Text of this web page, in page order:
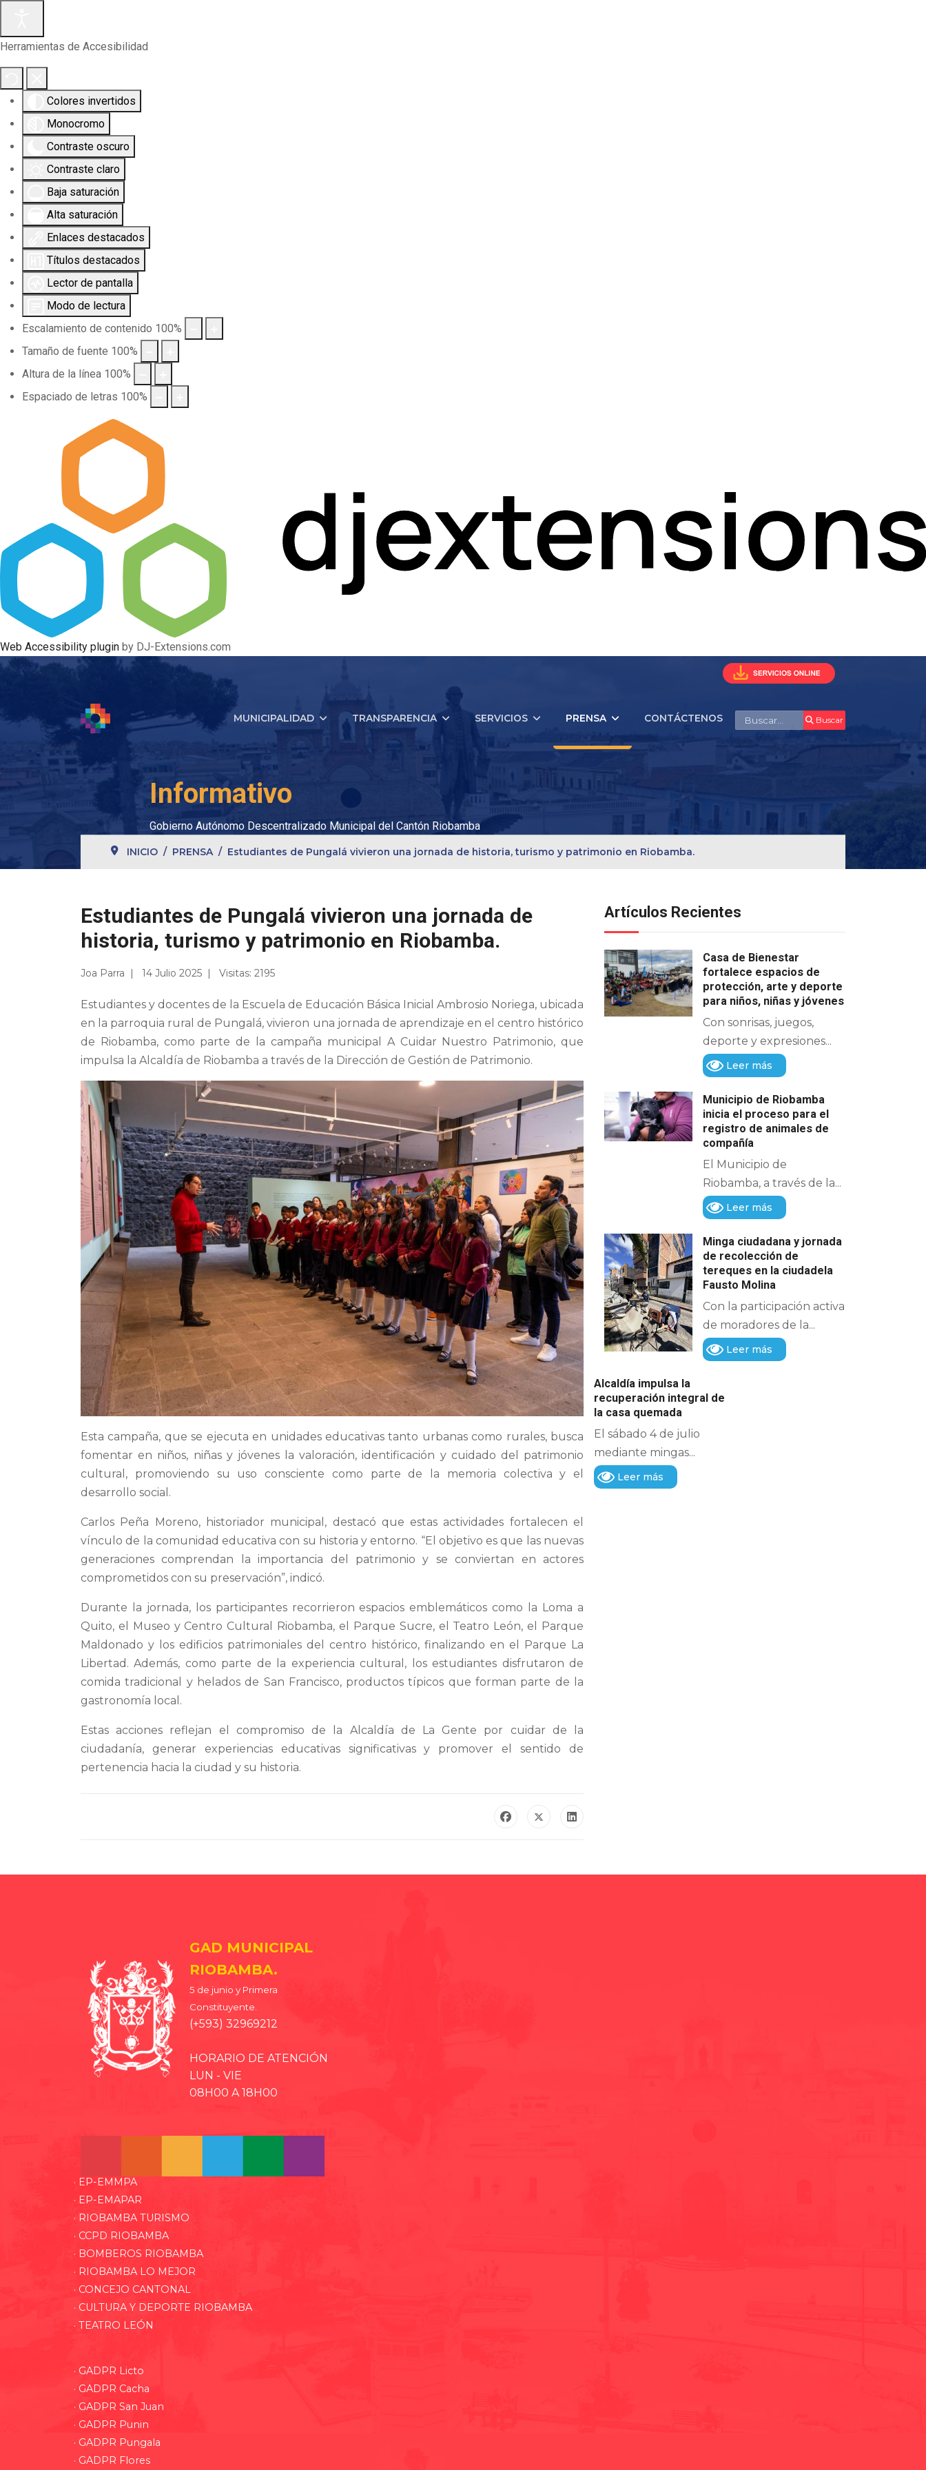
Herramientas de Accesibilidad
Colores invertidos
Monocromo
Contraste oscuro
Contraste claro
Baja saturación
Alta saturación
Enlaces destacados
Títulos destacados
Lector de pantalla
Modo de lectura
Escalamiento de contenido 100%
Tamaño de fuente 100%
Altura de la línea 100%
Espaciado de letras 100%
Web Accessibility plugin by DJ-Extensions.com
MUNICIPALIDAD TRANSPARENCIA SERVICIOS PRENSA CONTÁCTENOS Buscar Buscar
Informativo
Gobierno Autónomo Descentralizado Municipal del Cantón Riobamba
INICIO PRENSA Estudiantes de Pungalá vivieron una jornada de historia, turismo y patrimonio en Riobamba.
Estudiantes de Pungalá vivieron una jornada de
historia, turismo y patrimonio en Riobamba.
Joa Parra 14 Julio 2025 Visitas: 2195
Estudiantes y docentes de la Escuela de Educación Básica Inicial Ambrosio Noriega, ubicada
en la parroquia rural de Pungalá, vivieron una jornada de aprendizaje en el centro histórico
de Riobamba, como parte de la campaña municipal A Cuidar Nuestro Patrimonio, que
impulsa la Alcaldía de Riobamba a través de la Dirección de Gestión de Patrimonio.
Esta campaña, que se ejecuta en unidades educativas tanto urbanas como rurales, busca
fomentar en niños, niñas y jóvenes la valoración, identificación y cuidado del patrimonio
cultural, promoviendo su uso consciente como parte de la memoria colectiva y el
desarrollo social.
Carlos Peña Moreno, historiador municipal, destacó que estas actividades fortalecen el
vínculo de la comunidad educativa con su historia y entorno. “El objetivo es que las nuevas
generaciones comprendan la importancia del patrimonio y se conviertan en actores
comprometidos con su preservación”, indicó.
Durante la jornada, los participantes recorrieron espacios emblemáticos como la Loma a
Quito, el Museo y Centro Cultural Riobamba, el Parque Sucre, el Teatro León, el Parque
Maldonado y los edificios patrimoniales del centro histórico, finalizando en el Parque La
Libertad. Además, como parte de la experiencia cultural, los estudiantes disfrutaron de
comida tradicional y helados de San Francisco, productos típicos que forman parte de la
gastronomía local.
Estas acciones reflejan el compromiso de la Alcaldía de La Gente por cuidar de la
ciudadanía, generar experiencias educativas significativas y promover el sentido de
pertenencia hacia la ciudad y su historia.
Artículos Recientes
Casa de Bienestar
fortalece espacios de
protección, arte y deporte
para niños, niñas y jóvenes
Con sonrisas, juegos,
deporte y expresiones...
Leer más
Municipio de Riobamba
inicia el proceso para el
registro de animales de
compañía
El Municipio de
Riobamba, a través de la...
Leer más
Minga ciudadana y jornada
de recolección de
tereques en la ciudadela
Fausto Molina
Con la participación activa
de moradores de la...
Leer más
Alcaldía impulsa la
recuperación integral de
la casa quemada
El sábado 4 de julio
mediante mingas...
Leer más
GAD MUNICIPAL
RIOBAMBA.
5 de junio y Primera
Constituyente.
(+593) 32969212
HORARIO DE ATENCIÓN
LUN - VIE
08H00 A 18H00
· EP-EMMPA
· EP-EMAPAR
· RIOBAMBA TURISMO
· CCPD RIOBAMBA
· BOMBEROS RIOBAMBA
· RIOBAMBA LO MEJOR
· CONCEJO CANTONAL
· CULTURA Y DEPORTE RIOBAMBA
· TEATRO LEÓN
· GADPR Licto
· GADPR Cacha
· GADPR San Juan
· GADPR Punin
· GADPR Pungala
· GADPR Flores